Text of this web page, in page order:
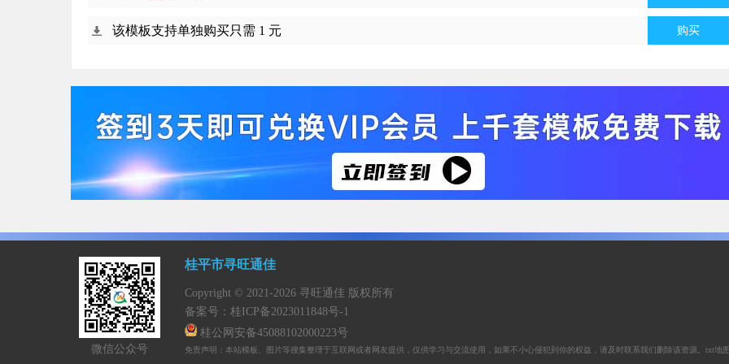
该模板支持单独购买只需 1 元 购买
微信公众号
桂平市寻旺通佳
Copyright © 2021-2026 寻旺通佳 版权所有
备案号： 桂ICP备2023011848号-1
桂公网安备45088102000223号
免责声明：本站模板、图片等搜集整理于互联网或者网友提供，仅供学习与交流使用，如果不小心侵犯到你的权益，请及时联系我们删除该资源。 txt地图